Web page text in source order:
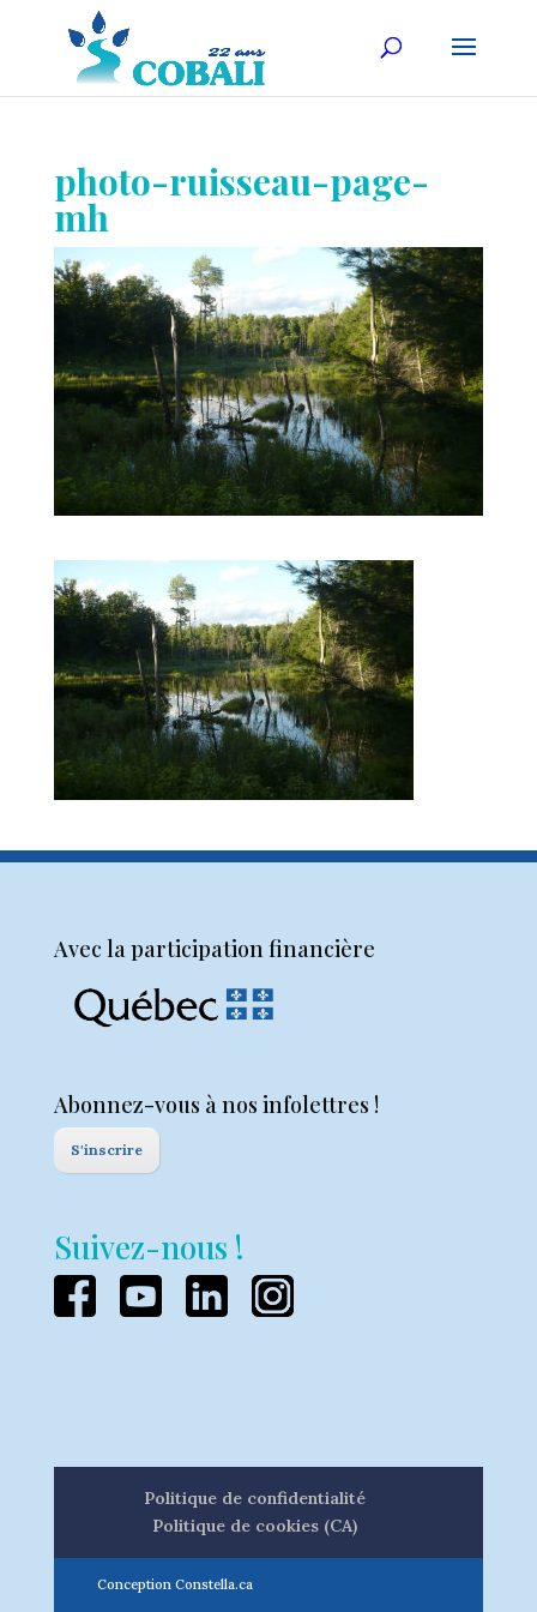
photo-ruisseau-page-
mh
Avec la participation financière
Abonnez-vous à nos infolettres !
S'inscrire
Suivez-nous !
Politique de confidentialité
Politique de cookies (CA)
Conception Constella.ca